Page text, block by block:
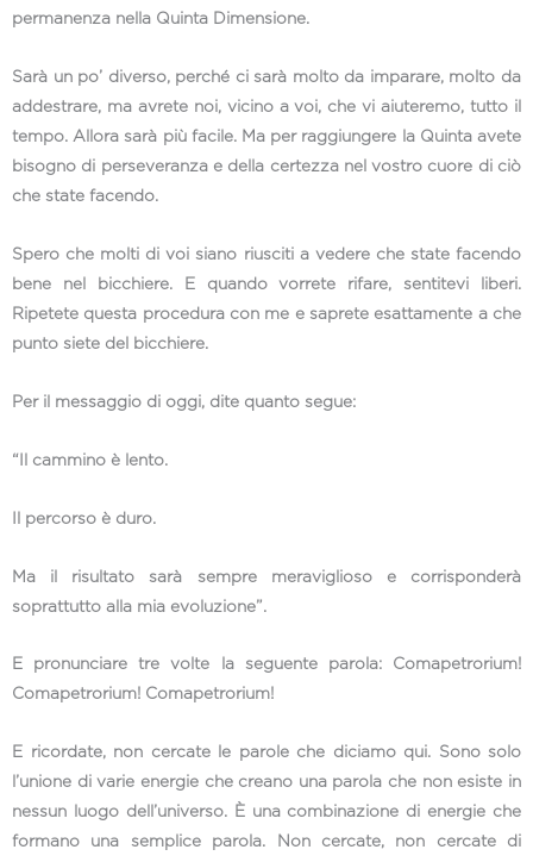
permanenza nella Quinta Dimensione.
Sarà un po’ diverso, perché ci sarà molto da imparare, molto da
addestrare, ma avrete noi, vicino a voi, che vi aiuteremo, tutto il
tempo. Allora sarà più facile. Ma per raggiungere la Quinta avete
bisogno di perseveranza e della certezza nel vostro cuore di ciò
che state facendo.
Spero che molti di voi siano riusciti a vedere che state facendo
bene nel bicchiere. E quando vorrete rifare, sentitevi liberi.
Ripetete questa procedura con me e saprete esattamente a che
punto siete del bicchiere.
Per il messaggio di oggi, dite quanto segue:
“Il cammino è lento.
Il percorso è duro.
Ma il risultato sarà sempre meraviglioso e corrisponderà
soprattutto alla mia evoluzione”.
E pronunciare tre volte la seguente parola: Comapetrorium!
Comapetrorium! Comapetrorium!
E ricordate, non cercate le parole che diciamo qui. Sono solo
l’unione di varie energie che creano una parola che non esiste in
nessun luogo dell’universo. È una combinazione di energie che
formano una semplice parola. Non cercate, non cercate di